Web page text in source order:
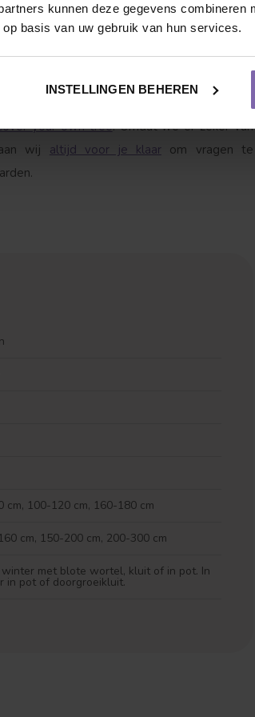
kunnen deze gegevens combineren
basis van uw gebruik van hun services.
INSTELLINGEN BEHEREN
Gomziekte is een natuurlijke reactie
blij van wordt. Wij zorgen voor een veilig
raakt. Liever de fruitbomen eerst even in
your own tree. Omdat we er zeker van
wij altijd voor je klaarom vragen te
cm, 100-120 cm, 160-180 cm
cm, 150-200 cm, 200-300 cm
winter met blote wortel, kluit of in pot. In
in pot of doorgroeikluit.